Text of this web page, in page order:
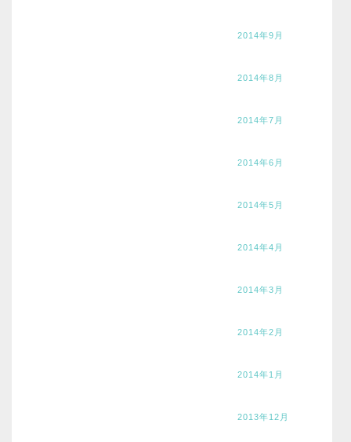
2014年9月
2014年8月
2014年7月
2014年6月
2014年5月
2014年4月
2014年3月
2014年2月
2014年1月
2013年12月